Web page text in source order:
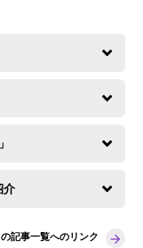
介
記事一覧へのリンク